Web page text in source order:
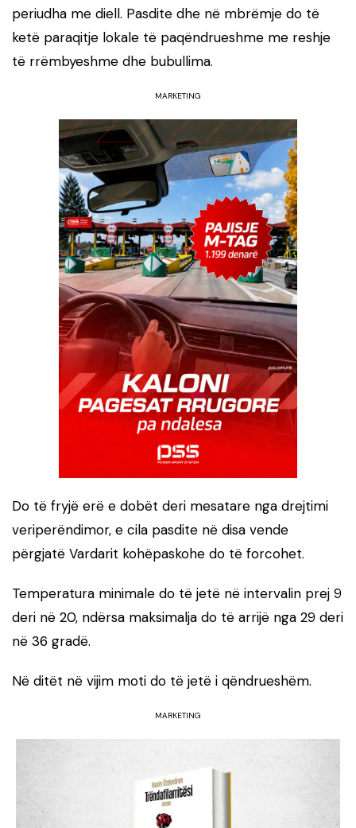
periudha me diell. Pasdite dhe në mbrëmje do të
ketë paraqitje lokale të paqëndrueshme me reshje
të rrëmbyeshme dhe bubullima.
MARKETING
Do të fryjë erë e dobët deri mesatare nga drejtimi
veriperëndimor, e cila pasdite në disa vende
përgjatë Vardarit kohëpaskohe do të forcohet.
Temperatura minimale do të jetë në intervalin prej 9
deri në 20, ndërsa maksimalja do të arrijë nga 29 deri
në 36 gradë.
Në ditët në vijim moti do të jetë i qëndrueshëm.
MARKETING